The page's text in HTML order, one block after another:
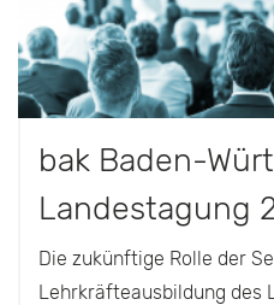
bak Baden-
Landestagung
Die zukünftige Rolle der
Lehrkräfteausbildung des